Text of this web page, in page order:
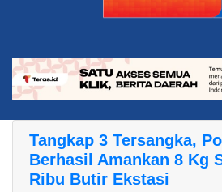
Tangkap 3 Tersangka,
Berhasil Amankan 8 Kg
Ribu Butir Ekstasi